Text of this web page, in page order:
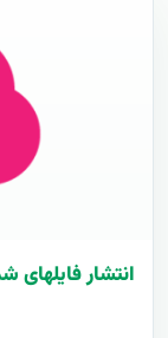
انتشار فایلهای